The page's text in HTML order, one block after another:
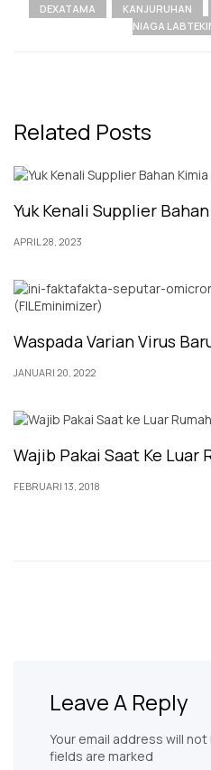
DEXATAMA KANJURUHAN
NIAGA
Related Posts
Yuk Kenali Supplier
APRIL 28, 2023
Waspada Varian Virus
JANUARI 20, 2022
Wajib Pakai Saat Ke Luar
FEBRUARI 13, 2018
Leave A Reply
Your email address will
fields are marked